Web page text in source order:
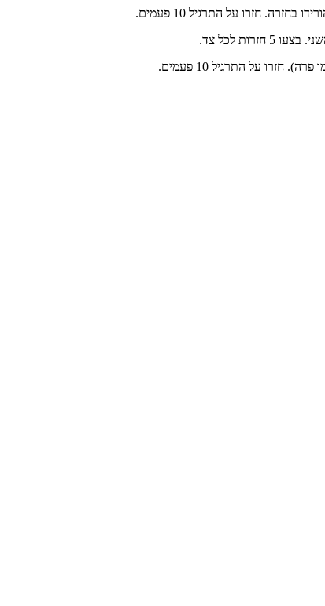
לכל צד.
על התרגיל 10 פעמים.